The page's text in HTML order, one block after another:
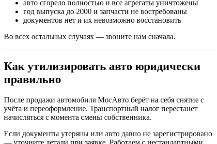
авто сгорело полностью и все агрегаты уничтожены
год выпуска до 2000 и запчасти не востребованы
документов нет и их невозможно восстановить
Во всех остальных случаях — звоните нам сначала.
Как утилизировать авто юридически
правильно
После продажи автомобиля МосАвто берёт на себя снятие с
учёта и переоформление. Транспортный налог перестанет
начисляться с момента смены собственника.
Если документы утеряны или авто давно не зарегистрировано
— уточните детали при заявке. Работаем с нестандартными